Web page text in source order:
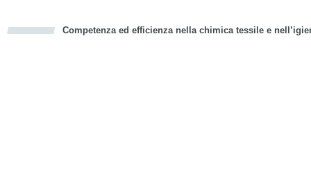
Competenza ed efficienza nella chimica tessile e